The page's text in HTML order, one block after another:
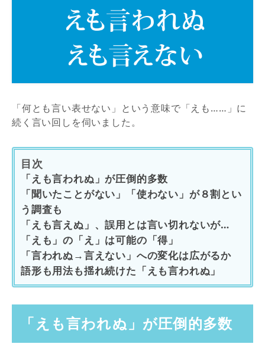
「何とも言い表せない」という意味で「えも……」に
続く言い回しを伺いました。
目次
「えも言われぬ」が圧倒的多数
「聞いたことがない」「使わない」が８割とい
う調査も
「えも言えぬ」、誤用とは言い切れないが…
「えも」の「え」は可能の「得」
「言われぬ→言えない」への変化は広がるか
語形も用法も揺れ続けた「えも言われぬ」
「えも言われぬ」が圧倒的多数